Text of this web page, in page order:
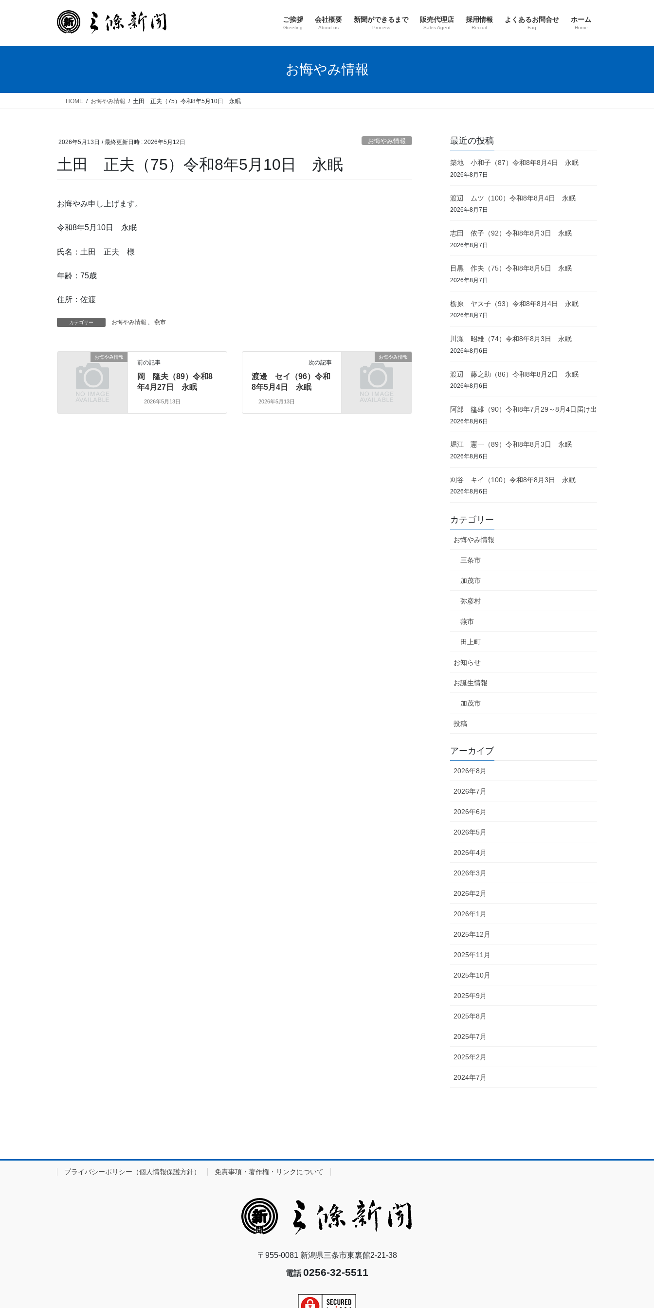
ご挨拶
Greeting
会社概要
About us
新聞ができるまで
Process
販売代理店
Sales Agent
採用情報
Recruit
よくあるお問合せ
Faq
ホーム
Home
お悔やみ情報
HOME お悔やみ情報 土田 正夫（75）令和8年5月10日 永眠
2026年5月13日 / 最終更新日時 : 2026年5月12日 お悔やみ情報
土田 正夫（75）令和8年5月10日 永眠
お悔やみ申し上げます。
令和8年5月10日 永眠
氏名：土田 正夫 様
年齢：75歳
住所：佐渡
カテゴリー お悔やみ情報 、 燕市
お悔やみ情報
前の記事
岡 隆夫（89）令和8
年4月27日 永眠
2026年5月13日
お悔やみ情報
次の記事
渡邊 セイ（96）令和
8年5月4日 永眠
2026年5月13日
最近の投稿
築地 小和子（87）令和8年8月4日 永眠
2026年8月7日
渡辺 ムツ（100）令和8年8月4日 永眠
2026年8月7日
志田 依子（92）令和8年8月3日 永眠
2026年8月7日
目黒 作夫（75）令和8年8月5日 永眠
2026年8月7日
栃原 ヤス子（93）令和8年8月4日 永眠
2026年8月7日
川瀬 昭雄（74）令和8年8月3日 永眠
2026年8月6日
渡辺 藤之助（86）令和8年8月2日 永眠
2026年8月6日
阿部 隆雄（90）令和8年7月29～8月4日届け出
2026年8月6日
堀江 憲一（89）令和8年8月3日 永眠
2026年8月6日
刈谷 キイ（100）令和8年8月3日 永眠
2026年8月6日
カテゴリー
お悔やみ情報
三条市
加茂市
弥彦村
燕市
田上町
お知らせ
お誕生情報
加茂市
投稿
アーカイブ
2026年8月
2026年7月
2026年6月
2026年5月
2026年4月
2026年3月
2026年2月
2026年1月
2025年12月
2025年11月
2025年10月
2025年9月
2025年8月
2025年7月
2025年2月
2024年7月
プライバシーポリシー（個人情報保護方針） 免責事項・著作権・リンクについて
〒955-0081 新潟県三条市東裏館2-21-38
電話0256-32-5511